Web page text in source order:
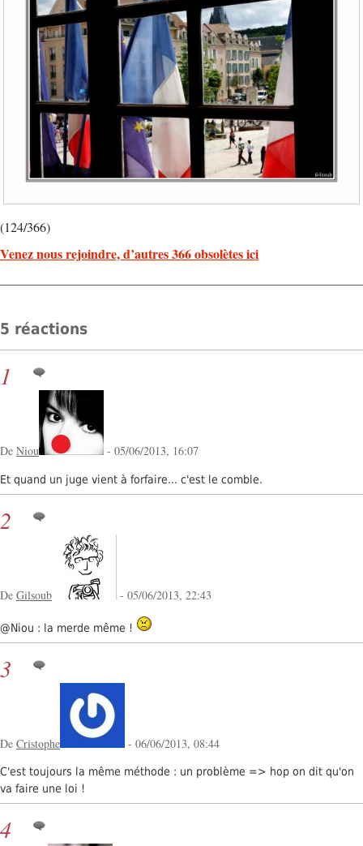
(124/366)
Venez nous rejoindre, d’autres 366 obsolètes ici
5 réactions
1
De Niou - 05/06/2013, 16:07
Et quand un juge vient à forfaire... c'est le comble.
2
De Gilsoub - 05/06/2013, 22:43
@Niou : la merde même !
3
De Cristophe - 06/06/2013, 08:44
C'est toujours la même méthode : un problème => hop on dit qu'on
va faire une loi !
4